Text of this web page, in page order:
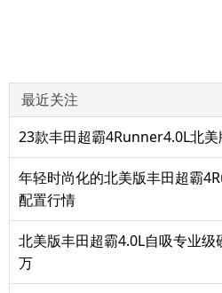
最近关注
23款丰田超霸4Runner4.0L北
年轻时尚化的北美版丰田超霸
配置行情
北美版丰田超霸4.0L自吸专业
万